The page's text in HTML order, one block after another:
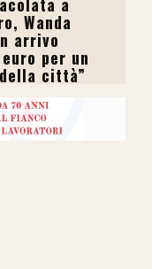
Wanda
arrivo
per un
città”